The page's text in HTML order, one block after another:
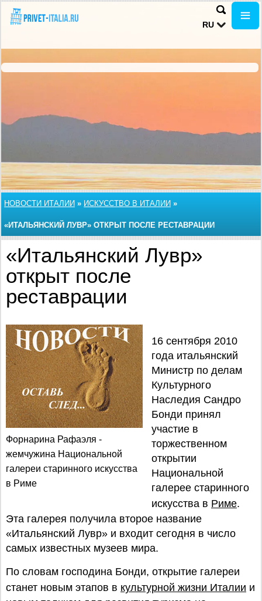
RU
НОВОСТИ ИТАЛИИ » ИСКУССТВО В ИТАЛИИ »
«ИТАЛЬЯНСКИЙ ЛУВР» ОТКРЫТ ПОСЛЕ РЕСТАВРАЦИИ
«Итальянский Лувр»
открыт после
реставрации
Форнарина Рафаэля -
жемчужина Национальной
галереи старинного искусства
в Риме
16 сентября 2010
года итальянский
Министр по делам
Культурного
Наследия Сандро
Бонди принял
участие в
торжественном
открытии
Национальной
галерее старинного
искусства в Риме.
Эта галерея получила второе название
«Итальянский Лувр» и входит сегодня в число
самых известных музеев мира.
По словам господина Бонди, открытие галереи
станет новым этапов в культурной жизни Италии и